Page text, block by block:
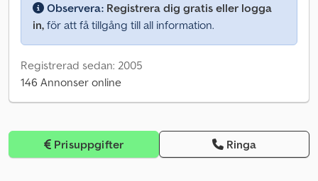
Observera: Registrera dig gratis eller logga
in, för att få tillgång till all information.
Registrerad sedan: 2005
146 Annonser online
Prisuppgifter Ringa